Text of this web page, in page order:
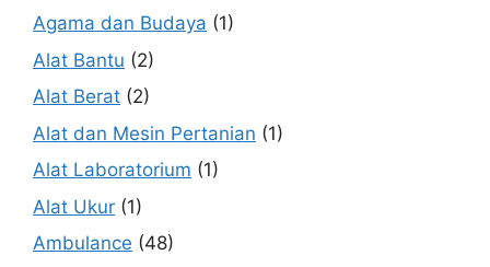
Agama dan Budaya (1)
Alat Bantu (2)
Alat Berat (2)
Alat dan Mesin Pertanian (1)
Alat Laboratorium (1)
Alat Ukur (1)
Ambulance (48)